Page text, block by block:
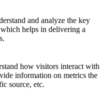
and analyze the key
helps in delivering a
how visitors interact with
information on metrics the
source, etc.